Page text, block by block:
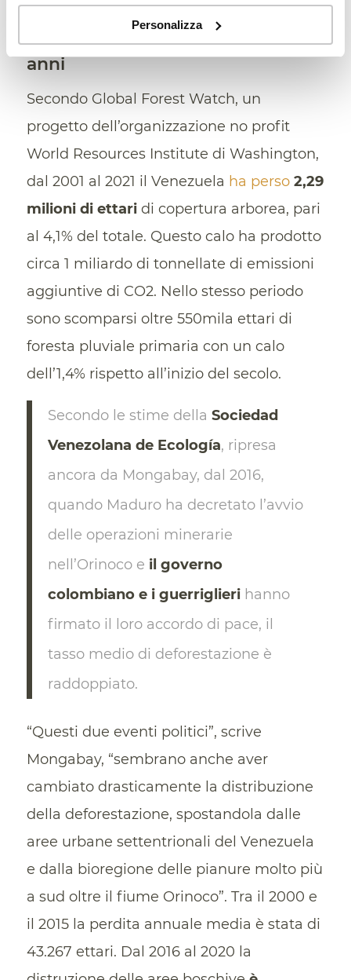
Personalizza
Il ritmo di deforestazione in
Venezuela è raddoppiato in 5
anni
Secondo Global Forest Watch, un
progetto dell’organizzazione no profit
World Resources Institute di Washington,
dal 2001 al 2021 il Venezuela ha perso 2,29
milioni di ettaridi copertura arborea, pari
al 4,1% del totale. Questo calo ha prodotto
circa 1 miliardo di tonnellate di emissioni
aggiuntive di CO2. Nello stesso periodo
sono scomparsi oltre 550mila ettari di
foresta pluviale primaria con un calo
dell’1,4% rispetto all’inizio del secolo.
Secondo le stime della Sociedad
Venezolana de Ecología, ripresa
ancora da Mongabay, dal 2016,
quando Maduro ha decretato l’avvio
delle operazioni minerarie
nell’Orinoco e il governo
colombiano e i guerriglierihanno
firmato il loro accordo di pace, il
tasso medio di deforestazione è
raddoppiato.
“Questi due eventi politici”, scrive
Mongabay, “sembrano anche aver
cambiato drasticamente la distribuzione
della deforestazione, spostandola dalle
aree urbane settentrionali del Venezuela
e dalla bioregione delle pianure molto più
a sud oltre il fiume Orinoco”. Tra il 2000 e
il 2015 la perdita annuale media è stata di
43.267 ettari. Dal 2016 al 2020 la